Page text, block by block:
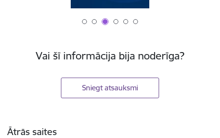
Vai šī informācija bija noderīga?
Sniegt atsauksmi
Ātrās saites